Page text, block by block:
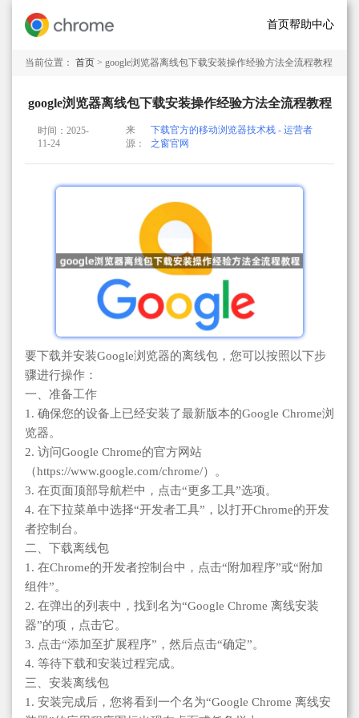
首页帮助中心
当前位置： 首页 > google浏览器离线包下载安装操作经验方法全流程教程
google浏览器离线包下载安装操作经验方法全流程教程
时间：2025-
11-24
来
源：
下载官方的移动浏览器技术栈 - 运营者
之窗官网
要下载并安装Google浏览器的离线包，您可以按照以下步
骤进行操作：
一、准备工作
1. 确保您的设备上已经安装了最新版本的Google Chrome浏
览器。
2. 访问Google Chrome的官方网站
（https://www.google.com/chrome/）。
3. 在页面顶部导航栏中，点击“更多工具”选项。
4. 在下拉菜单中选择“开发者工具”，以打开Chrome的开发
者控制台。
二、下载离线包
1. 在Chrome的开发者控制台中，点击“附加程序”或“附加
组件”。
2. 在弹出的列表中，找到名为“Google Chrome 离线安装
器”的项，点击它。
3. 点击“添加至扩展程序”，然后点击“确定”。
4. 等待下载和安装过程完成。
三、安装离线包
1. 安装完成后，您将看到一个名为“Google Chrome 离线安